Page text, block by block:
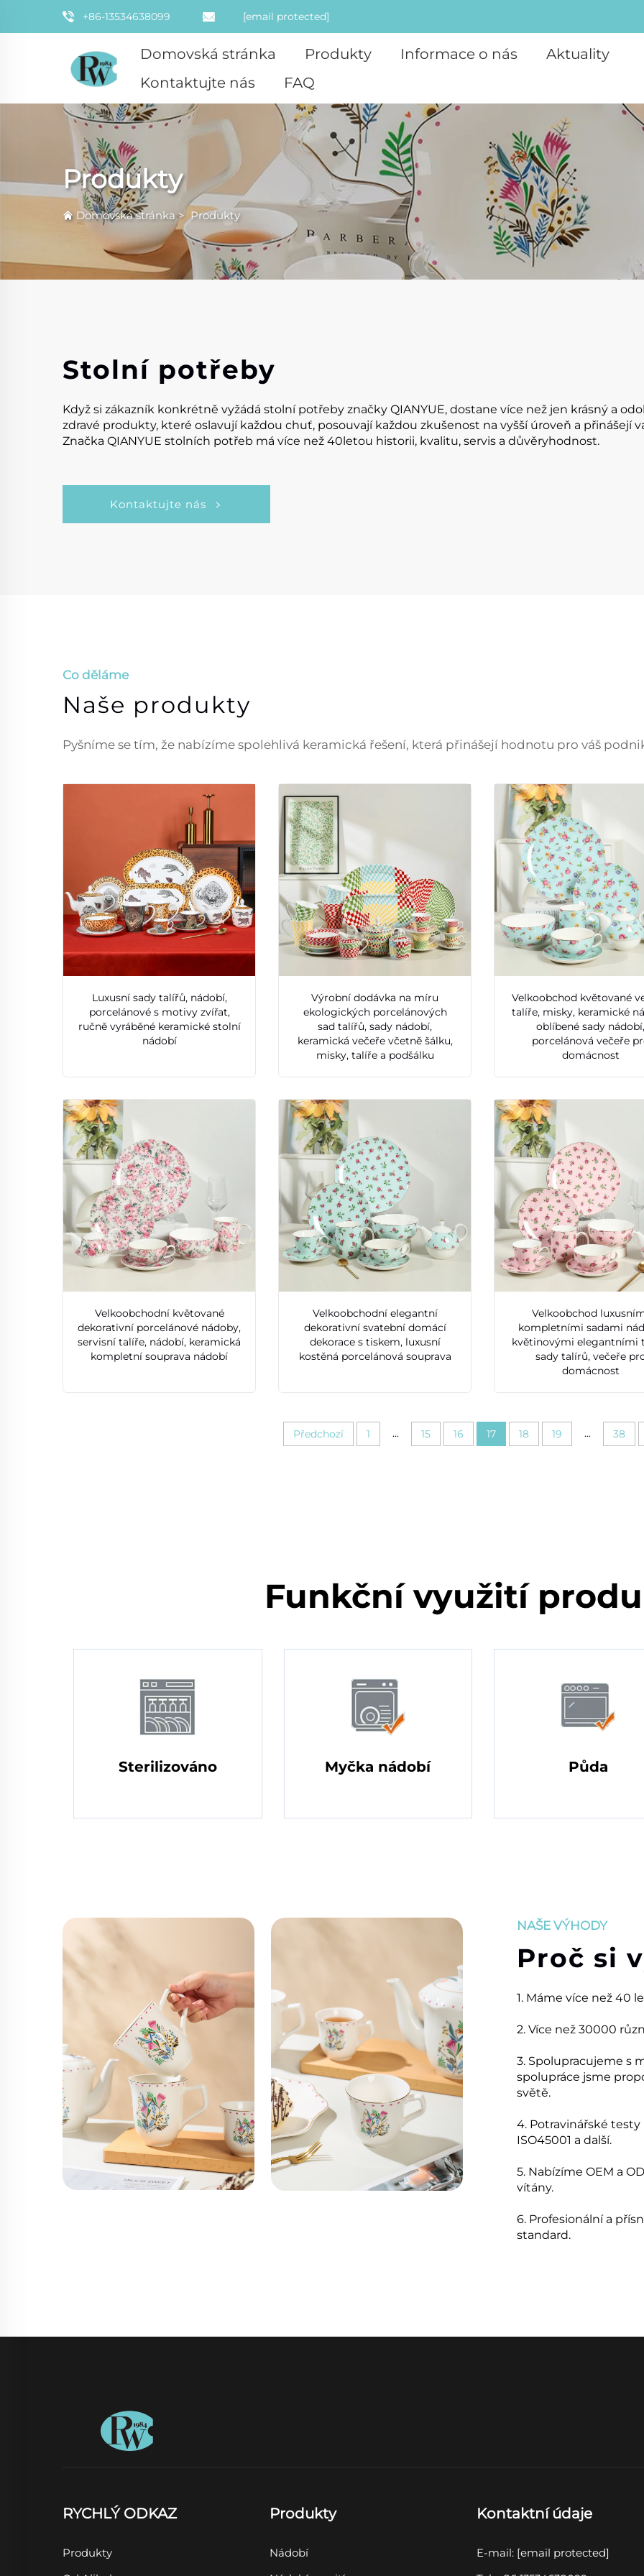
+86-13534638099 [email protected]
Domovská stránka Produkty Informace o nás
Aktuality
Kontaktujte nás
FAQ
Produkty
Domovská stránka>Produkty
Stolní potřeby
Když si zákazník konkrétně vyžádá stolní potřeby značky QIANYUE, dostane více než jen krásný a
zdravé produkty, které oslavují každou chuť, posouvají každou zkušenost na vyšší úroveň a přinášejí
Značka QIANYUE stolních potřeb má více než 40letou historii, kvalitu, servis a důvěryhodnost.
Kontaktujte nás
Co děláme
Naše produkty
Pyšníme se tím, že nabízíme spolehlivá keramická řešení, která přinášejí hodnotu pro váš
Luxusní sady talířů, nádobí,
porcelánové s motivy zvířat,
ručně vyráběné keramické stolní
nádobí
Výrobní dodávka na míru
ekologických porcelánových
sad talířů, sady nádobí,
keramická večeře včetně šálku,
misky, talíře a podšálku
Velkoobchod květované
talíře, misky, keramické
oblíbené sady
porcelánová večeře
domácnost
Velkoobchodní květované
dekorativní porcelánové nádoby,
servisní talíře, nádobí, keramická
kompletní souprava nádobí
Velkoobchodní elegantní
dekorativní svatební domácí
dekorace s tiskem, luxusní
kostěná porcelánová souprava
Velkoobchod
kompletními sadami
květinovými elegantními
sady talírů, večeře
domácnost
Předchozí 1 ... 15 16 17 18 19 ... 38
Funkční využití
Sterilizováno Myčka nádobí Půda
NAŠE VÝHODY
Proč si
1. Máme více než 40
2. Více než 30000
3. Spolupracujeme s
spolupráce jsme
světě.
4. Potravinářské testy
ISO45001 a další.
5. Nabízíme OEM a
vítány.
6. Profesionální a
standard.
RYCHLÝ ODKAZ
Produkty
Produkty
Nádobí
Kontaktní údaje
E-mail: [email protected]